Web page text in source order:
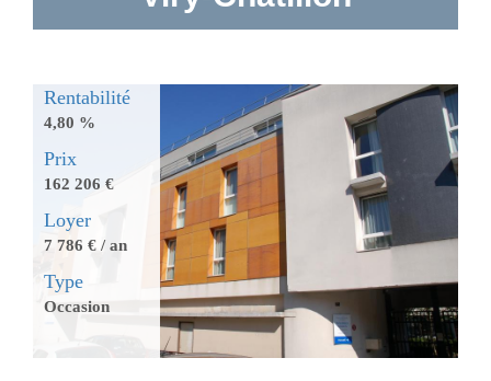
Rentabilité
4,80 %
Prix
162 206 €
Loyer
7 786 € / an
Type
Occasion